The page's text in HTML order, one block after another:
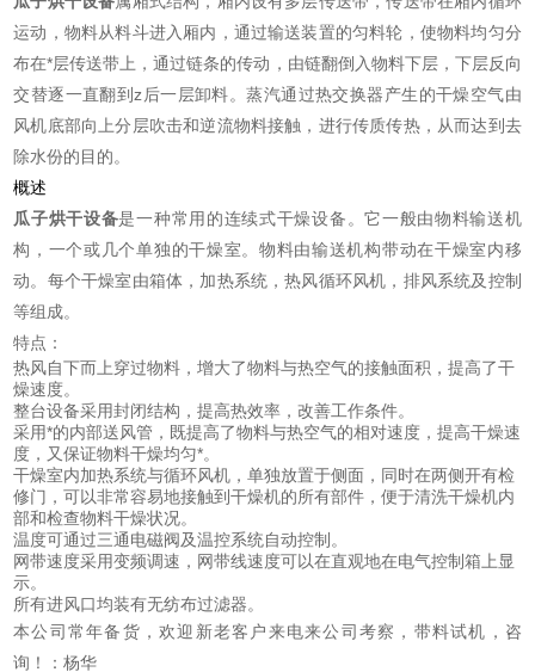
运动，物料从料斗进入厢内，通过输送装置的匀料轮，使物料均匀分
布在*层传送带上，通过链条的传动，由链翻倒入物料下层，下层反向
交替逐一直翻到z后一层卸料。蒸汽通过热交换器产生的干燥空气由
风机底部向上分层吹击和逆流物料接触，进行传质传热，从而达到去
除水份的目的。
概述
瓜子烘干设备是一种常用的连续式干燥设备。它一般由物料输送机
构，一个或几个单独的干燥室。物料由输送机构带动在干燥室内移
动。每个干燥室由箱体，加热系统，热风循环风机，排风系统及控制
等组成。
特点：
热风自下而上穿过物料，增大了物料与热空气的接触面积，提高了干
燥速度。
整台设备采用封闭结构，提高热效率，改善工作条件。
采用*的内部送风管，既提高了物料与热空气的相对速度，提高干燥速
度，又保证物料干燥均匀*。
干燥室内加热系统与循环风机，单独放置于侧面，同时在两侧开有检
修门，可以非常容易地接触到干燥机的所有部件，便于清洗干燥机内
部和检查物料干燥状况。
温度可通过三通电磁阀及温控系统自动控制。
网带速度采用变频调速，网带线速度可以在直观地在电气控制箱上显
示。
所有进风口均装有无纺布过滤器。
本公司常年备货，欢迎新老客户来电来公司考察，带料试机，咨
询！：杨华